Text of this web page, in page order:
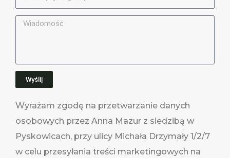
M
a
Wyślij
Wyrażam zgodę na przetwarzanie danych
osobowych przez Anna Mazur z siedzibą w
Pyskowicach, przy ulicy Michała Drzymały 1/2/7
w celu przesyłania treści marketingowych na